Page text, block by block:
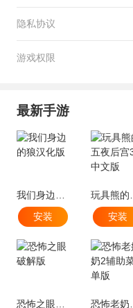
隐私协议
游戏权限
最新手游
安装
安装